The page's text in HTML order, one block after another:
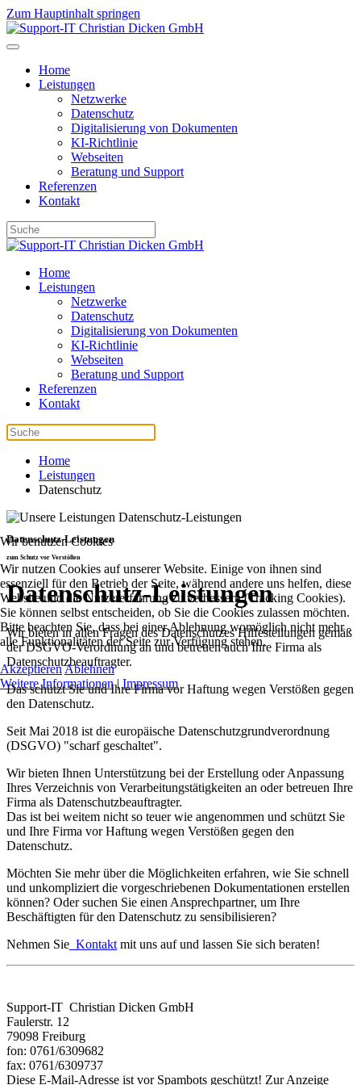
Zum Hauptinhalt springen
Home
Leistungen
Netzwerke
Datenschutz
Digitalisierung von Dokumenten
KI-Richtlinie
Webseiten
Beratung und Support
Referenzen
Kontakt
Home
Leistungen
Netzwerke
Datenschutz
Digitalisierung von Dokumenten
KI-Richtlinie
Webseiten
Beratung und Support
Referenzen
Kontakt
Home
Leistungen
Datenschutz
Datenschutz-Leistungen
zum Schutz vor Verstößen
Datenschutz-Leistungen
Wir bieten in allen Fragen des Datenschutzes Hilfestellungen gemäß
der DSGVO-Verordnung an und betreuen auch Ihre Firma als
Datenschutzbeauftragter.
Das schützt Sie und Ihre Firma vor Haftung wegen Verstößen gegen
den Datenschutz.
Seit Mai 2018 ist die europäische Datenschutzgrundverordnung
(DSGVO) "scharf geschaltet".
Wir bieten Ihnen Unterstützung bei der Erstellung oder Anpassung
Ihres Verzeichnis von Verarbeitungstätigkeiten an oder betreuen Ihre
Firma als Datenschutzbeauftragter.
Das ist bei weitem nicht so teuer wie angenommen und schützt Sie
und Ihre Firma vor Haftung wegen Verstößen gegen den
Datenschutz.
Möchten Sie mehr über die Möglichkeiten erfahren, wie Sie schnell
und unkompliziert die vorgeschriebenen Dokumentationen erstellen
können? Oder suchen Sie einen Ansprechpartner, um Ihre
Beschäftigten für den Datenschutz zu sensibilisieren?
Nehmen Sie Kontakt mit uns auf und lassen Sie sich beraten!
Support-IT Christian Dicken GmbH
Faulerstr. 12
79098 Freiburg
fon: 0761/6309682
fax: 0761/6309737
Diese E-Mail-Adresse ist vor Spambots geschützt! Zur Anzeige
Wir benutzen Cookies
Wir nutzen Cookies auf unserer Website. Einige von ihnen sind
essenziell für den Betrieb der Seite, während andere uns helfen, diese
Website und die Nutzererfahrung zu verbessern (Tracking Cookies).
Sie können selbst entscheiden, ob Sie die Cookies zulassen möchten.
Bitte beachten Sie, dass bei einer Ablehnung womöglich nicht mehr
alle Funktionalitäten der Seite zur Verfügung stehen.
AkzeptierenAblehnen
Weitere Informationen| Impressum